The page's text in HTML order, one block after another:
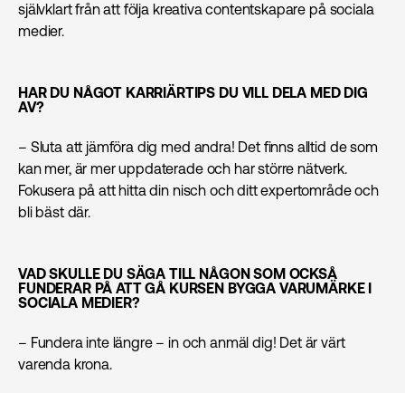
självklart från att följa kreativa contentskapare på sociala
medier.
HAR DU NÅGOT KARRIÄRTIPS DU VILL DELA MED DIG
AV?
– Sluta att jämföra dig med andra! Det finns alltid de som
kan mer, är mer uppdaterade och har större nätverk.
Fokusera på att hitta din nisch och ditt expertområde och
bli bäst där.
VAD SKULLE DU SÄGA TILL NÅGON SOM OCKSÅ
FUNDERAR PÅ ATT GÅ KURSEN BYGGA VARUMÄRKE I
SOCIALA MEDIER?
– Fundera inte längre – in och anmäl dig! Det är värt
varenda krona.